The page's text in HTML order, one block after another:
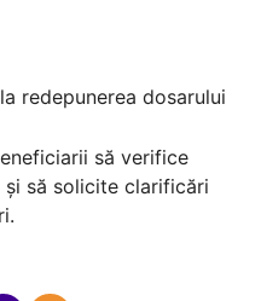
redepunerea dosarului
să verifice
să solicite clarificări